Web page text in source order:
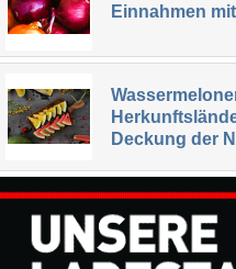
Einnahmen
Deckung der